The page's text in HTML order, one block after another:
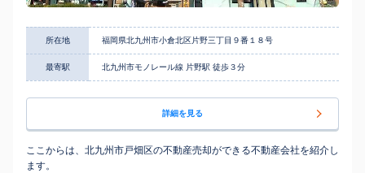
所在地 福岡県北九州市小倉北区片野三丁目９番１８号
最寄駅 北九州市モノレール線 片野駅 徒歩３分
詳細を見る
ここからは、北九州市戸畑区の不動産売却ができる不動産会社を紹介し
ます。